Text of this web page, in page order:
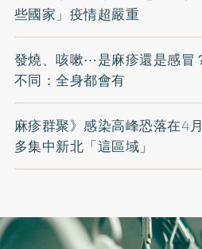
些國家」疫情超嚴重
發燒、咳嗽⋯是麻疹還是感冒
不同：全身都會有
麻疹群聚》感染高峰恐落在4
多集中新北「這區域」